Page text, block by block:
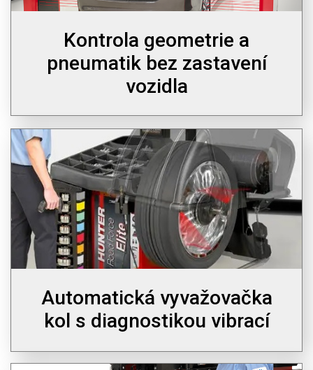
Kontrola geometrie a
pneumatik bez zastavení
vozidla
Automatická vyvažovačka
kol s diagnostikou vibrací